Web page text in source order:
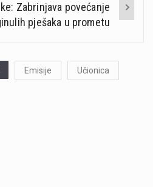
Zabrinjava povećanje
pješaka u prometu
Emisije Učionica